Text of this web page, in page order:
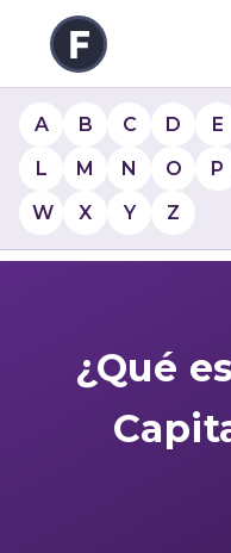
A B C D E
L
M N O P
W
X Y Z
¿Qué